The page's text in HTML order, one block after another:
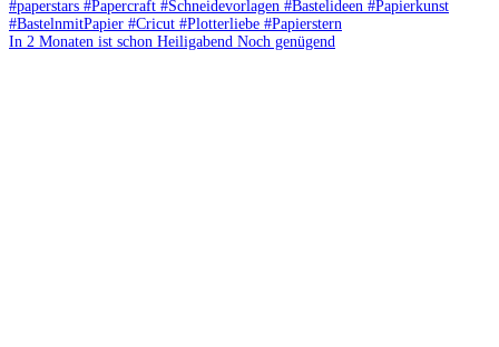
In 2 Monaten ist schon Heiligabend Noch genügend